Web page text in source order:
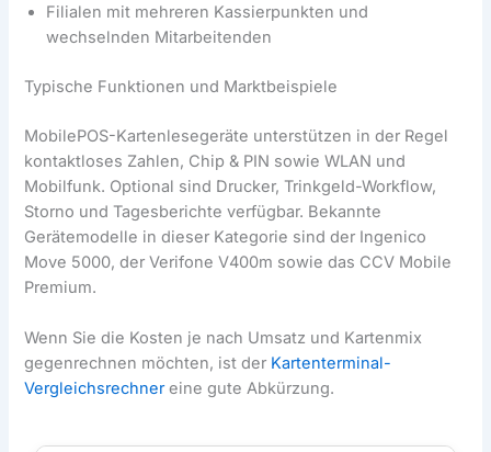
Filialen mit mehreren Kassierpunkten und
wechselnden Mitarbeitenden
Typische Funktionen und Marktbeispiele
MobilePOS-Kartenlesegeräte unterstützen in der Regel
kontaktloses Zahlen, Chip & PIN sowie WLAN und
Mobilfunk. Optional sind Drucker, Trinkgeld-Workflow,
Storno und Tagesberichte verfügbar. Bekannte
Gerätemodelle in dieser Kategorie sind der Ingenico
Move 5000, der Verifone V400m sowie das CCV Mobile
Premium.
Wenn Sie die Kosten je nach Umsatz und Kartenmix
gegenrechnen möchten, ist der Kartenterminal-
Vergleichsrechnereine gute Abkürzung.